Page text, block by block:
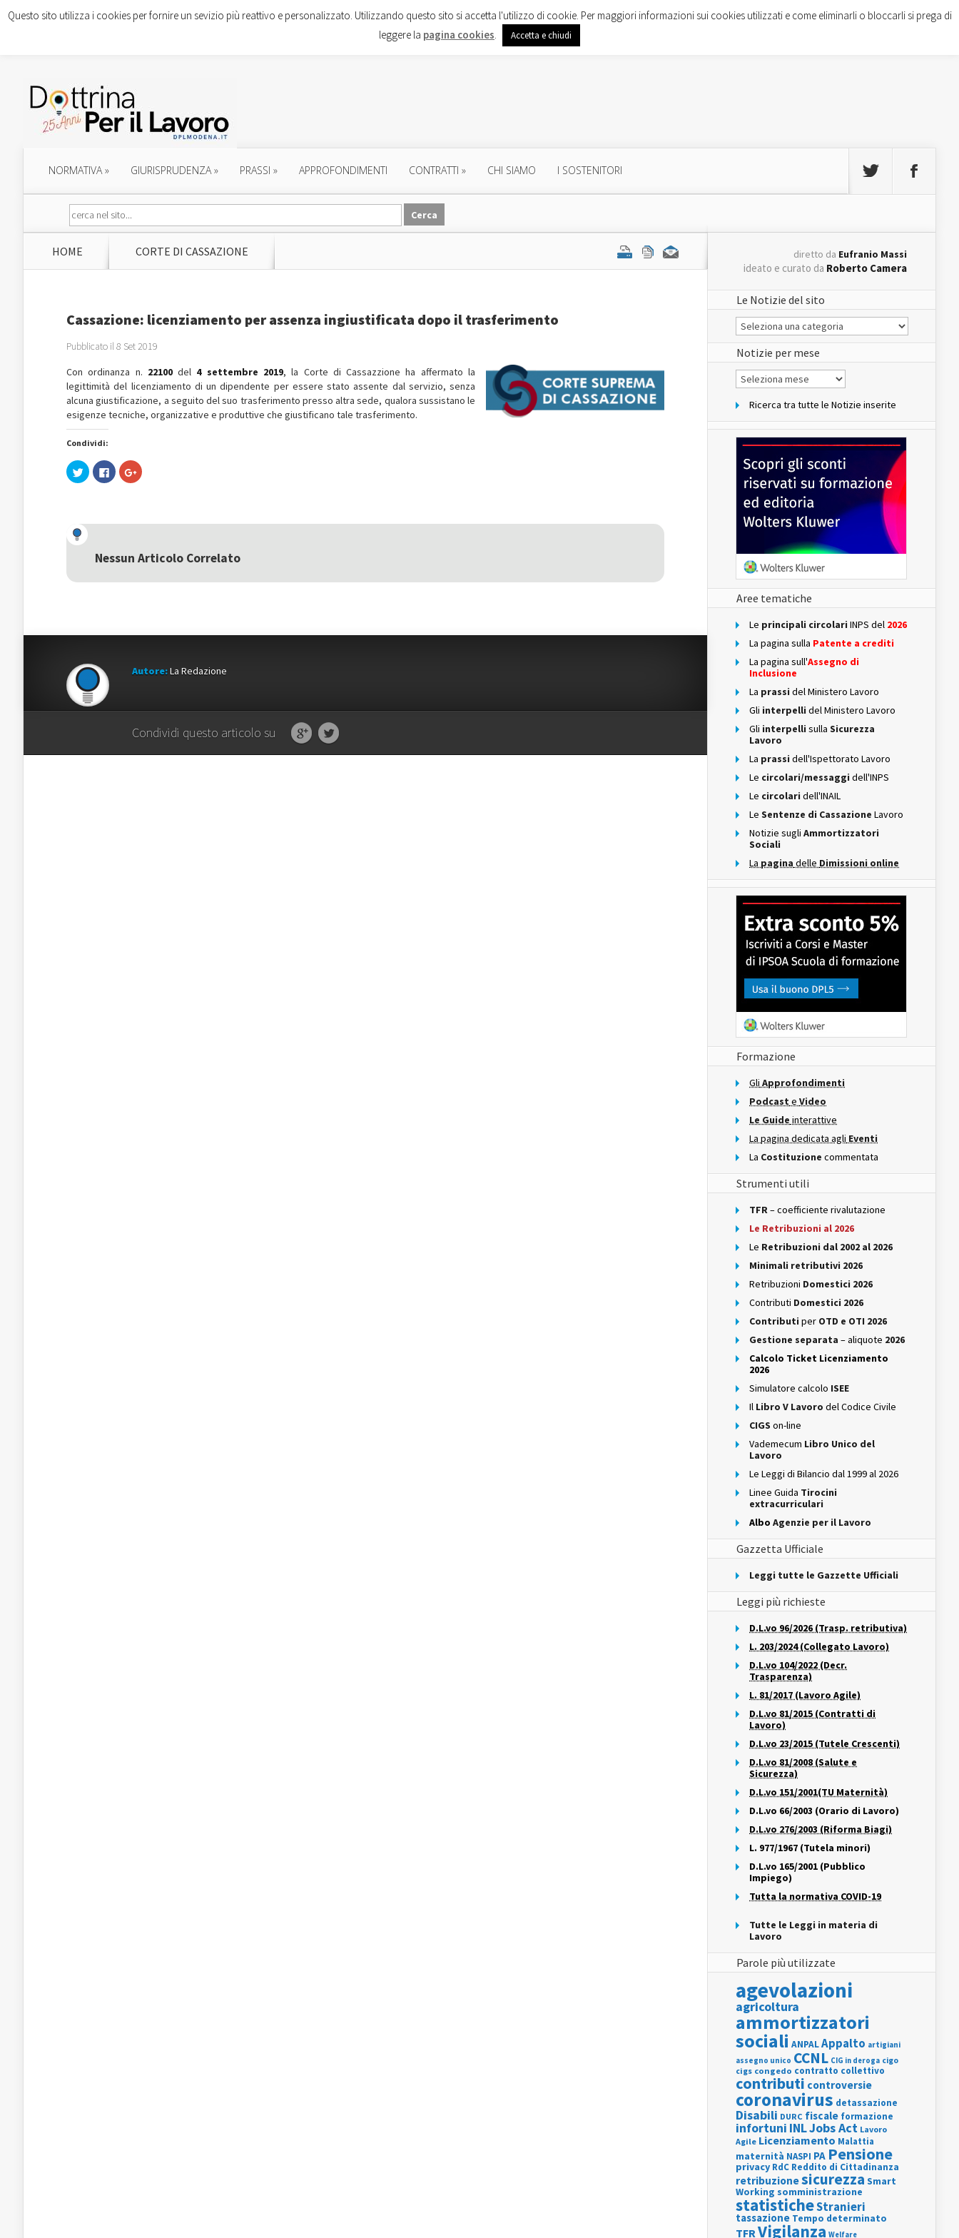
NORMATIVA» GIURISPRUDENZA» PRASSI » APPROFONDIMENTI CONTRATTI » CHI SIAMO I SOSTENITORI
HOME CORTE DI CASSAZIONE
Cassazione: licenziamento per assenza ingiustificata dopo il trasferimento
Pubblicato il 8 Set 2019
Con ordinanza n. 22100del 4 settembre 2019, la Corte di Cassazzione ha affermato la
legittimità del licenziamento di un dipendente per essere stato assente dal servizio, senza
alcuna giustificazione, a seguito del suo trasferimento presso altra sede, qualora sussistano le
esigenze tecniche, organizzative e produttive che giustificano tale trasferimento.
Condividi:
Fai
clic
(Si
apre
una
nuova
Fai
clic
nuova
finestra)
Fai
clic
una
nuova
Nessun Articolo Correlato
Autore:La Redazione
Condividi questo articolo su
diretto da Eufranio Massi
ideato e curato da Roberto Camera
Le Notizie del sito
Le
Notizie
del
sito
Notizie per mese
Notizie
per
Ricerca tra tutte le Notizie inserite
Aree tematiche
Le principali circolari INPS del 2026
La pagina sulla Patente a crediti
La pagina sull'Assegno di
Inclusione
La prassi del Ministero Lavoro
Gli interpelli del Ministero Lavoro
Gli interpelli sulla Sicurezza
Lavoro
La prassi dell'Ispettorato Lavoro
Le circolari/messaggi dell'INPS
Le circolari dell'INAIL
Le Sentenze di Cassazione Lavoro
Notizie sugli Ammortizzatori
Sociali
La pagina delle Dimissioni online
Formazione
Gli Approfondimenti
Podcast e Video
Le Guide interattive
La pagina dedicata agli Eventi
La Costituzione commentata
Strumenti utili
TFR– coefficiente rivalutazione
Le Retribuzioni al 2026
Le Retribuzioni dal 2002 al 2026
Minimali retributivi 2026
Retribuzioni Domestici 2026
Contributi Domestici 2026
Contributi per OTD e OTI 2026
Gestione separata – aliquote 2026
Calcolo Ticket Licenziamento
2026
Simulatore calcolo ISEE
Il Libro V Lavoro del Codice Civile
CIGS on-line
Vademecum Libro Unico del
Lavoro
Le Leggi di Bilancio dal 1999 al 2026
Linee Guida Tirocini
extracurriculari
Albo Agenzie per il Lavoro
Gazzetta Ufficiale
Leggi tutte le Gazzette Ufficiali
Leggi più richieste
D.L.vo 96/2026 (Trasp. retributiva)
L. 203/2024 (Collegato Lavoro)
D.L.vo 104/2022 (Decr.
Trasparenza)
L. 81/2017 (Lavoro Agile)
D.L.vo 81/2015 (Contratti di
Lavoro)
D.L.vo 23/2015 (Tutele Crescenti)
D.L.vo 81/2008 (Salute e
Sicurezza)
D.L.vo 151/2001(TU Maternità)
D.L.vo 66/2003 (Orario di Lavoro)
D.L.vo 276/2003 (Riforma Biagi)
L. 977/1967 (Tutela minori)
D.L.vo 165/2001 (Pubblico
Impiego)
Tutta la normativa COVID-19
Tutte le Leggi in materia di
Lavoro
Parole più utilizzate
agevolazioni
agricoltura
ammortizzatori
sociali ANPALAppalto artigiani
assegno unico CCNL CIG in deroga cigo
cigs congedo contratto collettivo
contributi controversie
coronavirus detassazione
Disabili DURC fiscale formazione
infortuni INLJobs Act Lavoro
Agile Licenziamento Malattia
maternità NASPI PA Pensione
privacy RdC Reddito di Cittadinanza
retribuzionesicurezza Smart
Working somministrazione
statisticheStranieri
tassazione Tempo determinato
TFRVigilanza Welfare
Questo sito utilizza i cookies per fornire un sevizio più reattivo e personalizzato. Utilizzando questo sito si accetta l'utilizzo di cookie. Per maggiori informazioni sui cookies utilizzati e come eliminarli o bloccarli si prega di
leggere la pagina cookies. Accetta e chiudi